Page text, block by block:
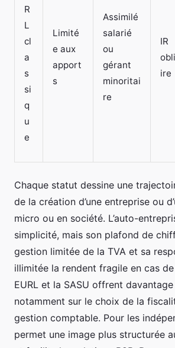
R
L
cl
a
s
si
q
u
e
Limité
e aux
apport
s
Assimilé
salarié
ou
gérant
minoritai
re
IR
ire
Chaque statut dessine une
de la création d’une entreprise ou
micro ou en société. L’auto-
simplicité, mais son plafond de
gestion limitée de la TVA et sa
illimitée la rendent fragile en cas
EURL et la SASU offrent
notamment sur le choix de la
gestion comptable. Pour les
permet une image plus structurée